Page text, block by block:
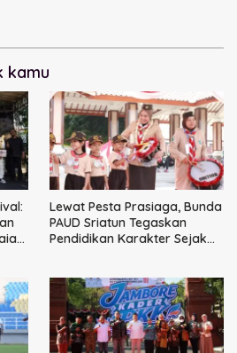
kamu
Lewat Pesta Prasiaga, Bunda
PAUD Sriatun Tegaskan
Pendidikan Karakter Sejak